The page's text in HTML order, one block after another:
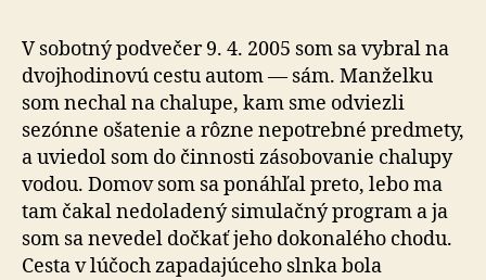
V sobotný podvečer 9. 4. 2005 som sa vybral na
dvojhodinovú cestu autom — sám. Manželku
som nechal na chalupe, kam sme odviezli
sezónne ošatenie a rôzne nepotrebné predmety,
a uviedol som do činnosti zásobovanie chalupy
vodou. Domov som sa ponáhľal preto, lebo ma
tam čakal nedoladený simulačný program a ja
som sa nevedel dočkať jeho dokonalého chodu.
Cesta v lúčoch zapadajúceho slnka bola